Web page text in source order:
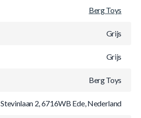
Berg Toys
Grijs
Grijs
Berg Toys
Stevinlaan 2, 6716WB Ede, Nederland